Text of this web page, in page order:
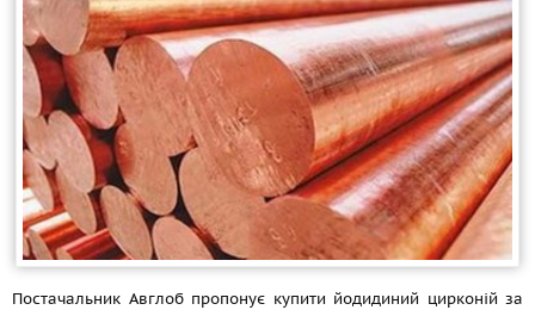
Постачальник Авглоб пропонує купити йодидиний цирконій за